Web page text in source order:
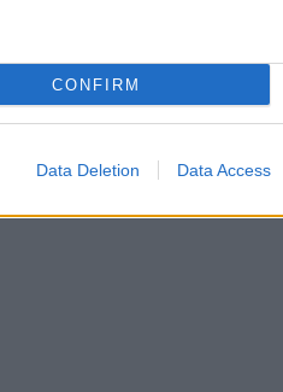
CONFIRM
Data Deletion Data Access